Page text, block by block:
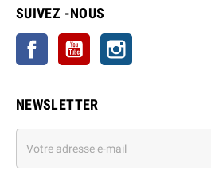
SUIVEZ -NOUS
Facebook YouTube
NEWSLETTER